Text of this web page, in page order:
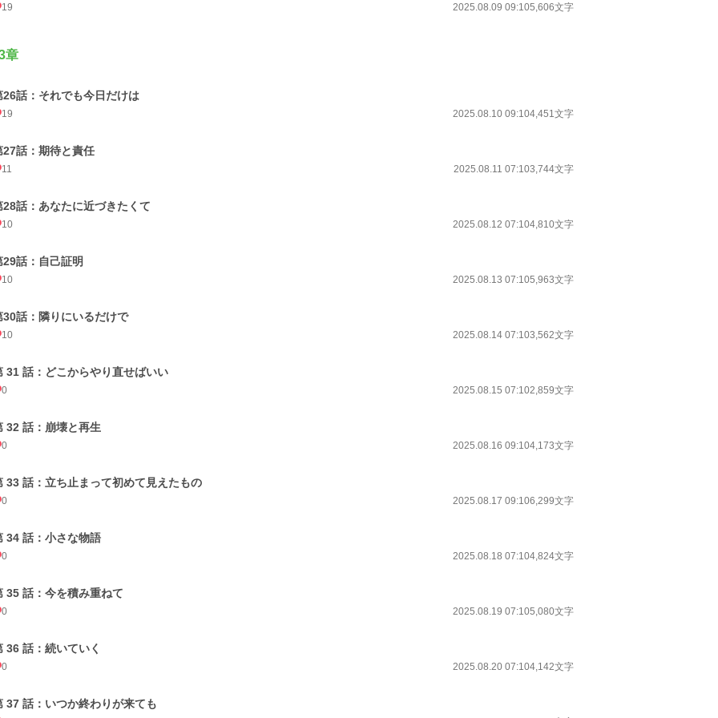
19 2025.08.09 09:105,606文字
章
26話：それでも今日だけは
19 2025.08.10 09:104,451文字
27話：期待と責任
11 2025.08.11 07:103,744文字
28話：あなたに近づきたくて
10 2025.08.12 07:104,810文字
29話：自己証明
10 2025.08.13 07:105,963文字
30話：隣りにいるだけで
10 2025.08.14 07:103,562文字
31 話：どこからやり直せばいい
0 2025.08.15 07:102,859文字
32 話：崩壊と再生
0 2025.08.16 09:104,173文字
33 話：立ち止まって初めて見えたもの
0 2025.08.17 09:106,299文字
34 話：小さな物語
0 2025.08.18 07:104,824文字
35 話：今を積み重ねて
0 2025.08.19 07:105,080文字
36 話：続いていく
0 2025.08.20 07:104,142文字
37 話：いつか終わりが来ても